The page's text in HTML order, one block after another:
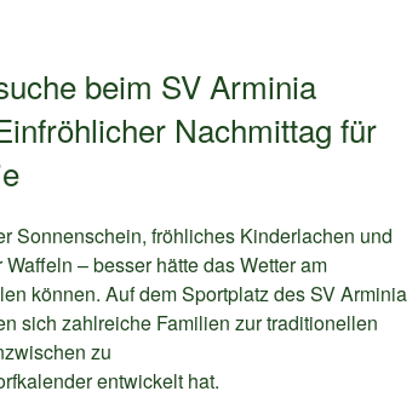
beim SV Arminia
Nachmittag für
Sonnenschein, fröhliches Kinderlachen und
– besser hätte das Wetter am
können. Auf dem Sportplatz des SV Arminia
sich zahlreiche Familien zur traditionellen
zu
entwickelt hat.